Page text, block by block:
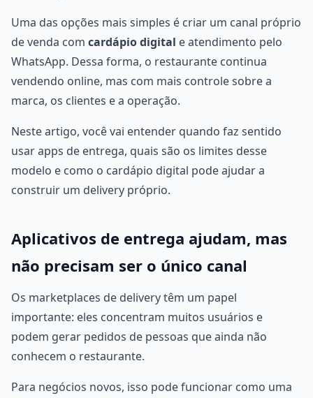
Uma das opções mais simples é criar um canal próprio
de venda com cardápio digital e atendimento pelo
WhatsApp. Dessa forma, o restaurante continua
vendendo online, mas com mais controle sobre a
marca, os clientes e a operação.
Neste artigo, você vai entender quando faz sentido
usar apps de entrega, quais são os limites desse
modelo e como o cardápio digital pode ajudar a
construir um delivery próprio.
Aplicativos de entrega ajudam, mas
não precisam ser o único canal
Os marketplaces de delivery têm um papel
importante: eles concentram muitos usuários e
podem gerar pedidos de pessoas que ainda não
conhecem o restaurante.
Para negócios novos, isso pode funcionar como uma